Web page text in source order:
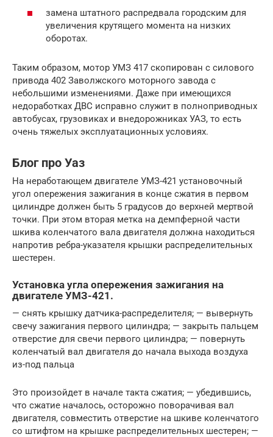
замена штатного распредвала городским для
увеличения крутящего момента на низких
оборотах.
Таким образом, мотор УМЗ 417 скопирован с силового
привода 402 Заволжского моторного завода с
небольшими изменениями. Даже при имеющихся
недоработках ДВС исправно служит в полноприводных
автобусах, грузовиках и внедорожниках УАЗ, то есть
очень тяжелых эксплуатационных условиях.
Блог про Уаз
На неработающем двигателе УМЗ-421 установочный
угол опережения зажигания в конце сжатия в первом
цилиндре должен быть 5 градусов до верхней мертвой
точки. При этом вторая метка на демпферной части
шкива коленчатого вала двигателя должна находиться
напротив ребра-указателя крышки распределительных
шестерен.
Установка угла опережения зажигания на
двигателе УМЗ-421.
— снять крышку датчика-распределителя; — вывернуть
свечу зажигания первого цилиндра; — закрыть пальцем
отверстие для свечи первого цилиндра; — повернуть
коленчатый вал двигателя до начала выхода воздуха
из-под пальца
Это произойдет в начале такта сжатия; — убедившись,
что сжатие началось, осторожно поворачивая вал
двигателя, совместить отверстие на шкиве коленчатого
со штифтом на крышке распределительных шестерен; —